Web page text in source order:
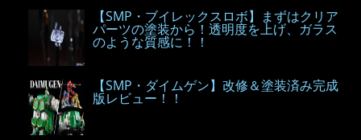
【SMP・ブイレックスロボ】まずはクリア
パーツの塗装から！透明度を上げ、ガラス
のような質感に！！
【SMP・ダイムゲン】改修＆塗装済み完成
版レビュー！！